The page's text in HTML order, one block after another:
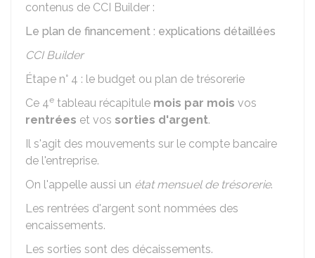
contenus de CCI Builder :
Le plan de financement : explications détaillées
CCI Builder
Étape n° 4 : le budget ou plan de trésorerie
Ce 4e tableau récapitule mois par mois vos
rentrées et vos sorties d'argent.
Il s'agit des mouvements sur le compte bancaire
de l'entreprise.
On l'appelle aussi un état mensuel de trésorerie.
Les rentrées d'argent sont nommées des
encaissements.
Les sorties sont des décaissements.